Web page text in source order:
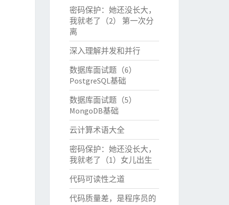
密码保护：她还没长大，
我就老了（2） 第一次分
离
深入理解并发和并行
数据库面试题（6）
PostgreSQL基础
数据库面试题（5）
MongoDB基础
云计算术语大全
密码保护：她还没长大，
我就老了（1）女儿出生
代码可读性之道
代码质量差，是程序员的